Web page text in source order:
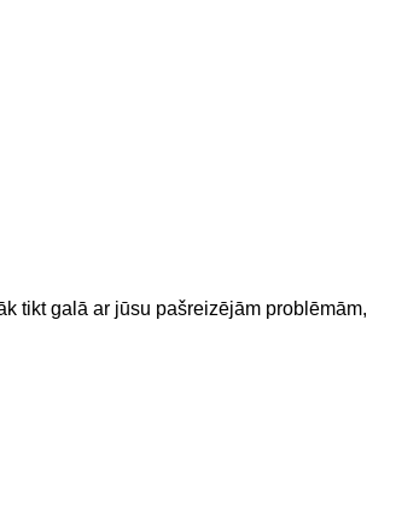
tikt galā ar jūsu pašreizējām problēmām,